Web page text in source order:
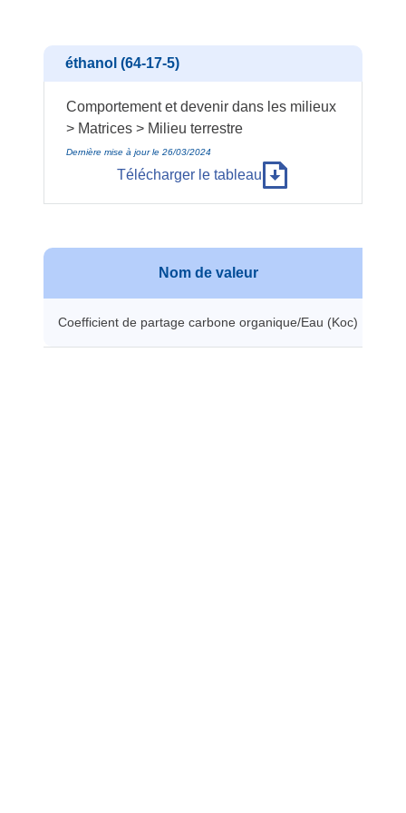
éthanol (64-17-5)
Comportement et devenir dans les milieux
> Matrices > Milieu terrestre
Dernière mise à jour le 26/03/2024
Télécharger le tableau
Nom de valeur
Coefficient de partage carbone organique/Eau (Koc)